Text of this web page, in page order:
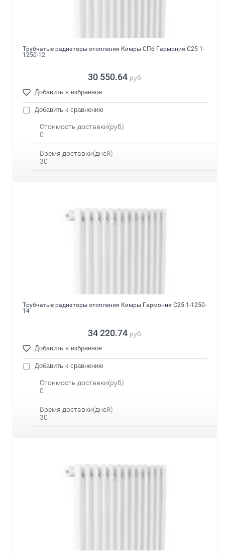
Трубчатые радиаторы отопления Кимры СПб Гармония С25 1-
1250-12
30 550.64 руб.
Добавить в избранное
Добавить к сравнению
Стоимость доставки(руб)
0
Время доставки(дней)
30
Трубчатые радиаторы отопления Кимры Гармония С25 1-1250-
14
34 220.74 руб.
Добавить в избранное
Добавить к сравнению
Стоимость доставки(руб)
0
Время доставки(дней)
30